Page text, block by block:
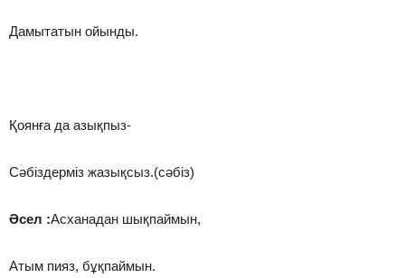
Дамытатын ойынды.
Қоянға да азықпыз-
Сәбіздерміз жазықсыз.(сәбіз)
Әсел :Асханадан шықпаймын,
Атым пияз, бұқпаймын.